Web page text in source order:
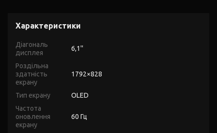
Характеристики
Діагональ
дисплея
6,1''
Роздільна
здатність
екрану
1792×828
Тип екрану
OLED
Частота
оновлення
екрану
60 Гц